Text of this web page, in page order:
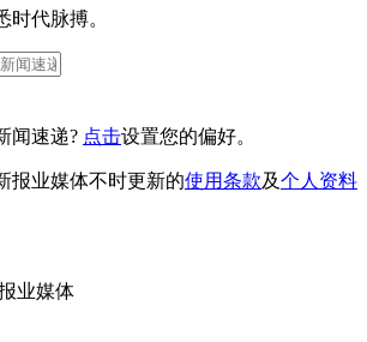
时代脉搏。
闻速递? 点击设置您的偏好。
报业媒体不时更新的使用条款及个人资料
业媒体